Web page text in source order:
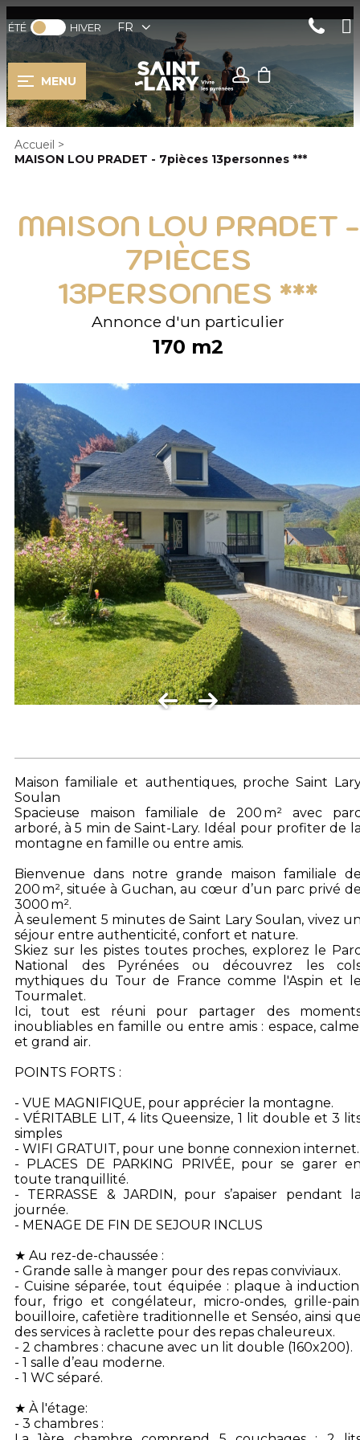
ÉTÉ HIVER FR
MENU
Accueil >
MAISON LOU PRADET - 7pièces 13personnes ***
MAISON LOU PRADET -
7PIÈCES
13PERSONNES ***
Annonce d'un particulier
170 m2
Maison familiale et authentiques, proche Saint
Soulan
Spacieuse maison familiale de 200 m² avec
arboré, à 5 min de Saint-Lary. Idéal pour profiter de
montagne en famille ou entre amis.
Bienvenue dans notre grande maison familiale
200 m², située à Guchan, au cœur d’un parc privé
3000 m².
À seulement 5 minutes de Saint Lary Soulan, vivez
séjour entre authenticité, confort et nature.
Skiez sur les pistes toutes proches, explorez le
National des Pyrénées ou découvrez les
mythiques du Tour de France comme l'Aspin et
Tourmalet.
Ici, tout est réuni pour partager des
inoubliables en famille ou entre amis : espace,
et grand air.
POINTS FORTS :
- VUE MAGNIFIQUE, pour apprécier la montagne.
- VÉRITABLE LIT, 4 lits Queensize, 1 lit double et 3
simples
- WIFI GRATUIT, pour une bonne connexion internet.
- PLACES DE PARKING PRIVÉE, pour se garer
toute tranquillité.
- TERRASSE & JARDIN, pour s’apaiser pendant
journée.
- MENAGE DE FIN DE SEJOUR INCLUS
★ Au rez-de-chaussée :
- Grande salle à manger pour des repas conviviaux.
- Cuisine séparée, tout équipée : plaque à
four, frigo et congélateur, micro-ondes, grille-
bouilloire, cafetière traditionnelle et Senséo, ainsi
des services à raclette pour des repas chaleureux.
- 2 chambres : chacune avec un lit double (160x200).
- 1 salle d’eau moderne.
- 1 WC séparé.
★ À l'étage:
- 3 chambres :